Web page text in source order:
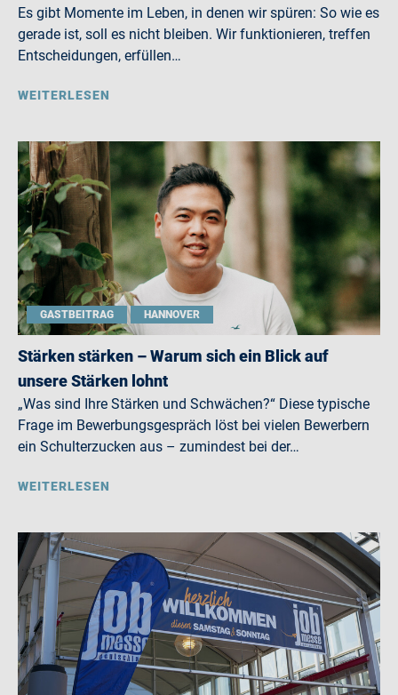
Es gibt Momente im Leben, in denen wir spüren: So wie es
gerade ist, soll es nicht bleiben. Wir funktionieren, treffen
Entscheidungen, erfüllen…
WEITERLESEN
GASTBEITRAG HANNOVER
Stärken stärken – Warum sich ein Blick auf
unsere Stärken lohnt
„Was sind Ihre Stärken und Schwächen?“ Diese typische
Frage im Bewerbungsgespräch löst bei vielen Bewerbern
ein Schulterzucken aus – zumindest bei der…
WEITERLESEN